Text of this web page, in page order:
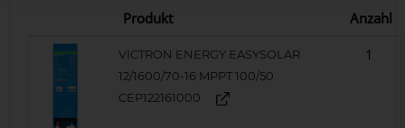
Produkt Anzahl
VICTRON ENERGY EASYSOLAR
12/1600/70-16 MPPT 100/50
CEP122161000
1